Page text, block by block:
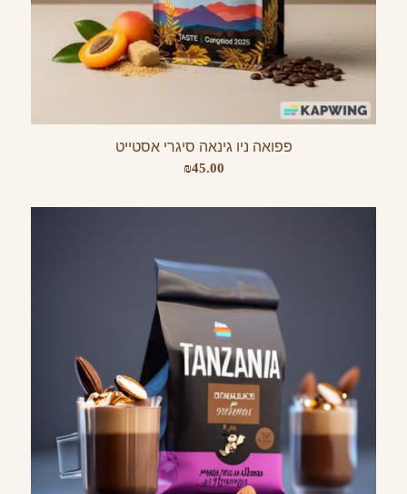
פפואה ניו גינאה סיגרי אסטייט
₪45.00